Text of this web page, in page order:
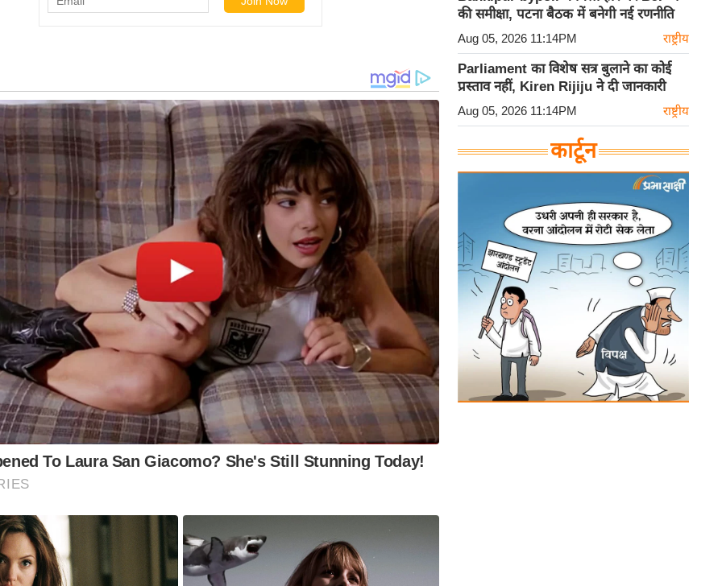
की समीक्षा, पटना बैठक में बनेगी नई रणनीति
Aug 05, 2026 11:14PM राष्ट्रीय
Parliament का विशेष सत्र बुलाने का कोई
प्रस्ताव नहीं, Kiren Rijiju ने दी जानकारी
Aug 05, 2026 11:14PM राष्ट्रीय
कार्टून